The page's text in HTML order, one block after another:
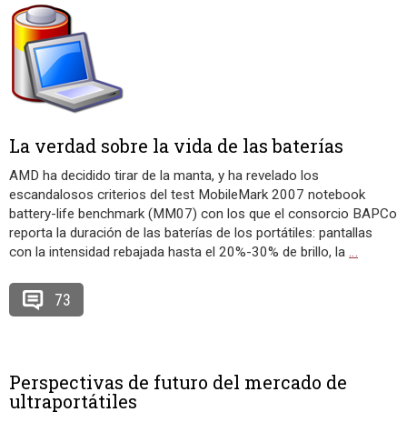
La verdad sobre la vida de las baterías
AMD ha decidido tirar de la manta, y ha revelado los
escandalosos criterios del test MobileMark 2007 notebook
battery-life benchmark (MM07) con los que el consorcio BAPCo
reporta la duración de las baterías de los portátiles: pantallas
con la intensidad rebajada hasta el 20%-30% de brillo, la …
73
Perspectivas de futuro del mercado de
ultraportátiles